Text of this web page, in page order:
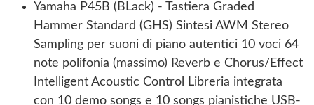
Yamaha P45B (BLack) - Tastiera Graded
Hammer Standard (GHS) Sintesi AWM Stereo
Sampling per suoni di piano autentici 10 voci 64
note polifonia (massimo) Reverb e Chorus/Effect
Intelligent Acoustic Control Libreria integrata
con 10 demo songs e 10 songs pianistiche USB-